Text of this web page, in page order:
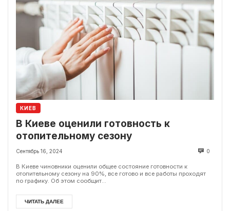
КИЕВ
В Киеве оценили готовность к
отопительному сезону
Сентябрь 16, 2024 0
В Киеве чиновники оценили общее состояние готовности к
отопительному сезону на 90%, все готово и все работы проходят
по графику. Об этом сообщит...
ЧИТАТЬ ДАЛЕЕ